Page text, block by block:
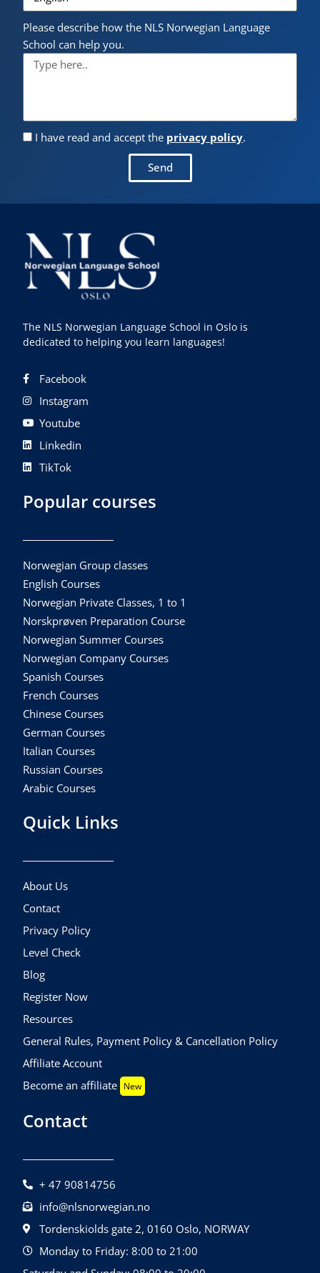
Please describe how the NLS Norwegian Language
School can help you.
I have read and accept the privacy policy.
Send
The NLS Norwegian Language School in Oslo is
dedicated to helping you learn languages!
Facebook
Instagram
Youtube
Linkedin
TikTok
Popular courses
Norwegian Group classes
English Courses
Norwegian Private Classes, 1 to 1
Norskprøven Preparation Course
Norwegian Summer Courses
Norwegian Company Courses
Spanish Courses
French Courses
Chinese Courses
German Courses
Italian Courses
Russian Courses
Arabic Courses
Quick Links
About Us
Contact
Privacy Policy
Level Check
Blog
Register Now
Resources
General Rules, Payment Policy & Cancellation Policy
Affiliate Account
Become an affiliate New
Contact
+ 47 90814756
info@nlsnorwegian.no
Tordenskiolds gate 2, 0160 Oslo, NORWAY
Monday to Friday: 8:00 to 21:00